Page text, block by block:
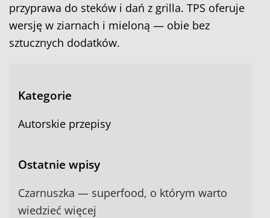
przyprawa do steków i dań z grilla. TPS oferuje
wersję w ziarnach i mieloną — obie bez
sztucznych dodatków.
Kategorie
Autorskie przepisy
Ostatnie wpisy
Czarnuszka — superfood, o którym warto
wiedzieć więcej